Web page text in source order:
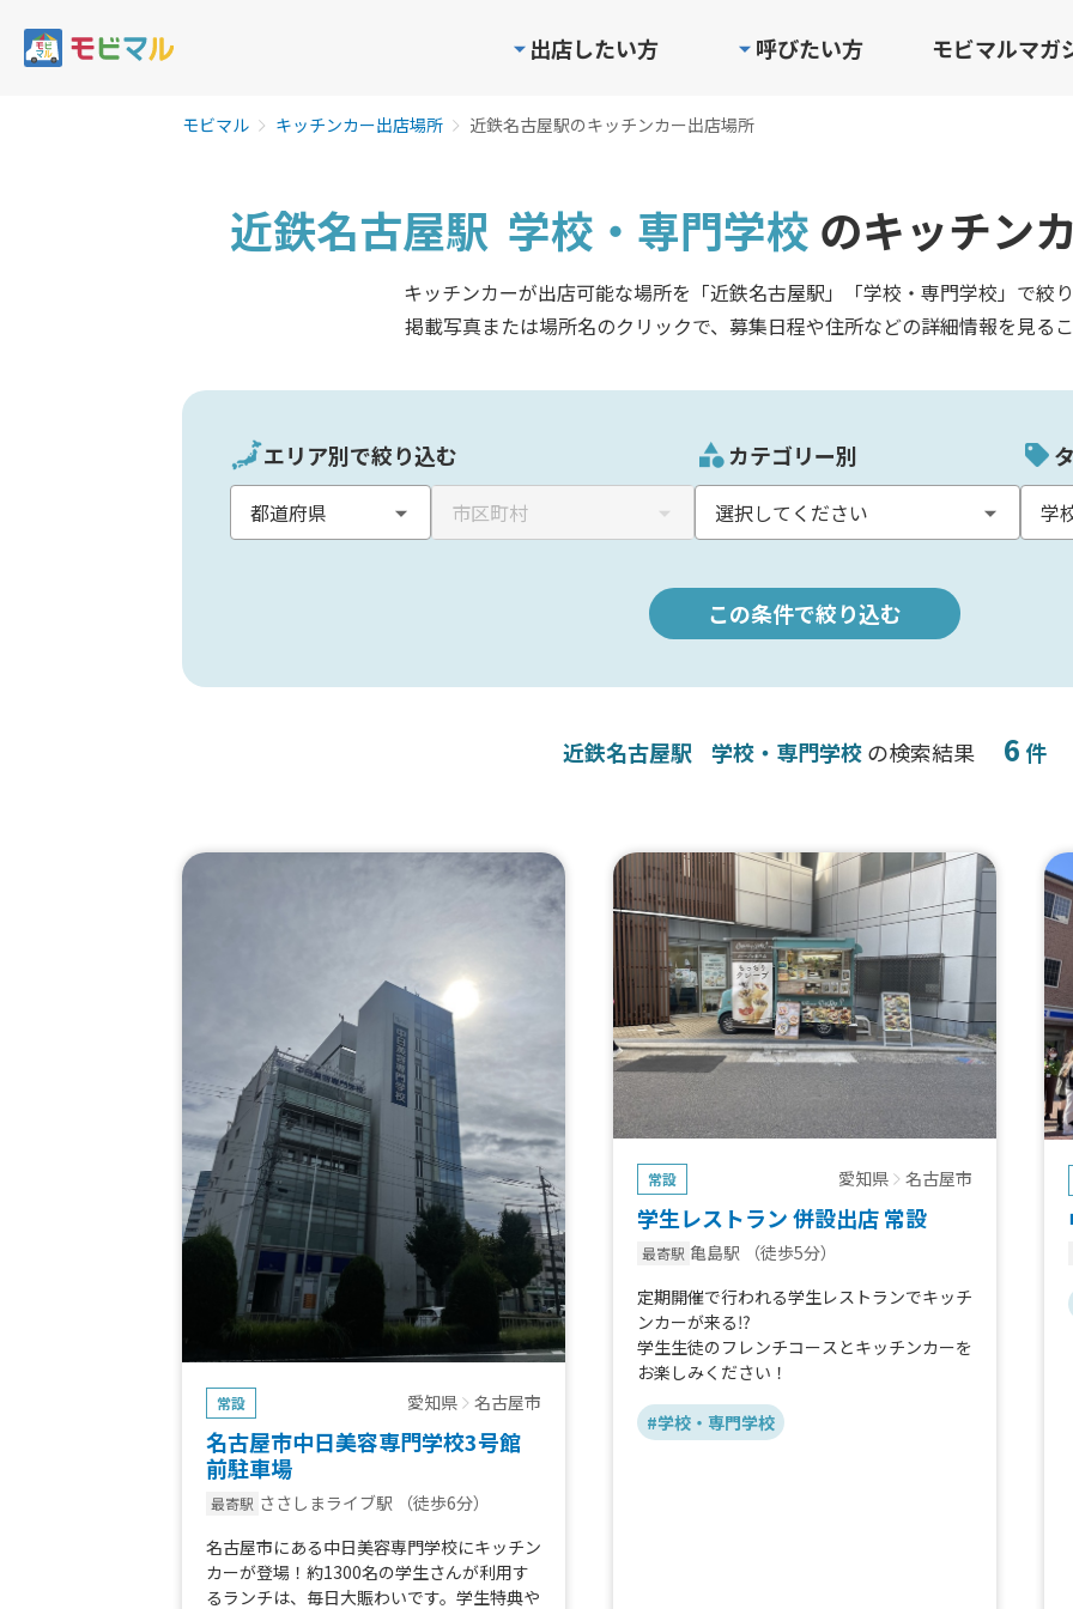
出店したい方 呼びたい方 モビマルマガ
モビマル キッチンカー出店場所 近鉄名古屋駅のキッチンカー出店場所
近鉄名古屋駅 学校・専門学校 のキッチン
キッチンカーが出店可能な場所を「近鉄名古屋駅」「学校・専門学校」で絞
掲載写真または場所名のクリックで、募集日程や住所などの詳細情報を見る
エリア別で絞り込む カテゴリー別
この条件で絞り込む
近鉄名古屋駅 学校・専門学校の検索結果 6件
常設 愛知県 名古屋市
名古屋市中日美容専門学校3号館
前駐車場
最寄駅 ささしまライブ駅
（徒歩6分）
名古屋市にある中日美容専門学校にキッチン
カーが登場！約1300名の学生さんが利用す
るランチは、毎日大賑わいです。学生特典や
常設 愛知県 名古屋市
学生レストラン 併設出店 常設
最寄駅 亀島駅
（徒歩5分）
定期開催で行われる学生レストランでキッチ
ンカーが来る⁉︎
学生生徒のフレンチコースとキッチンカーを
お楽しみください！
#学校・専門学校